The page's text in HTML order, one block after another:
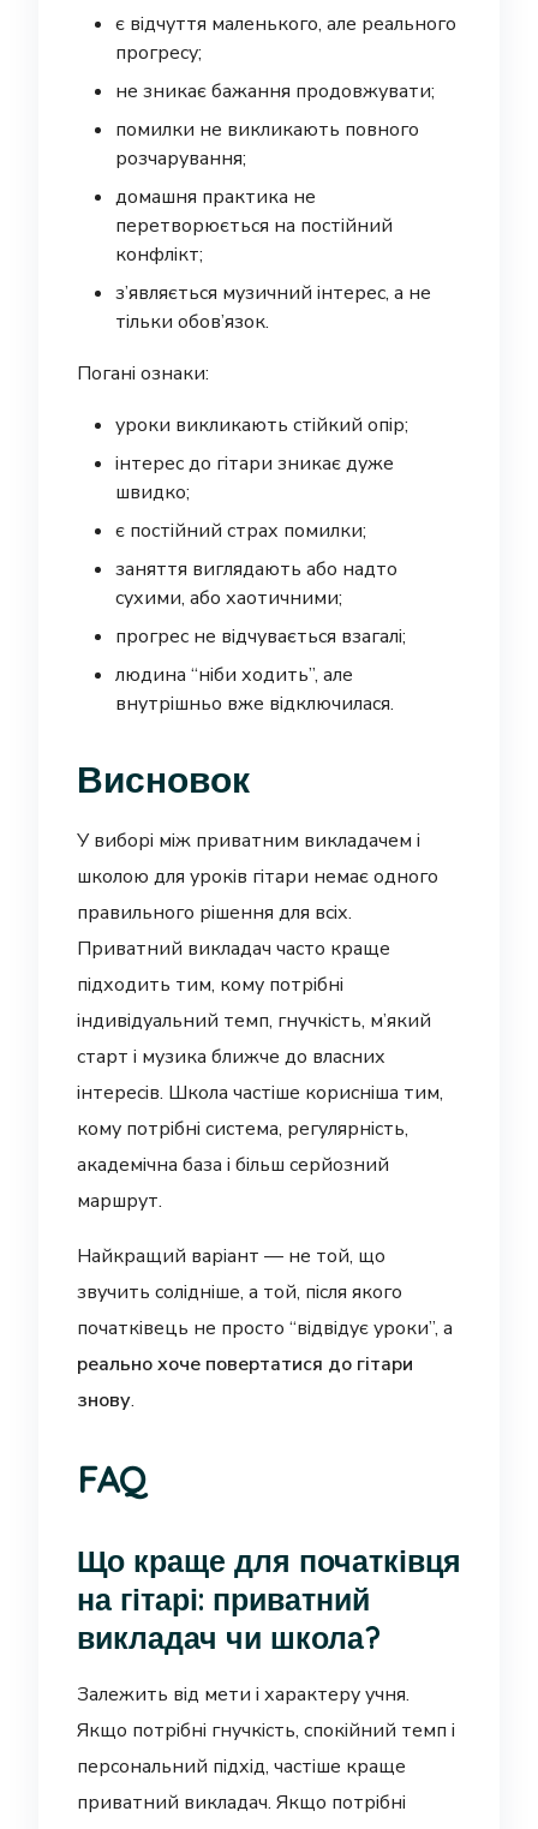
є відчуття маленького, але реального
прогресу;
не зникає бажання продовжувати;
помилки не викликають повного
розчарування;
домашня практика не
перетворюється на постійний
конфлікт;
з’являється музичний інтерес, а не
тільки обов’язок.
Погані ознаки:
уроки викликають стійкий опір;
інтерес до гітари зникає дуже
швидко;
є постійний страх помилки;
заняття виглядають або надто
сухими, або хаотичними;
прогрес не відчувається взагалі;
людина “ніби ходить”, але
внутрішньо вже відключилася.
Висновок
У виборі між приватним викладачем і
школою для уроків гітари немає одного
правильного рішення для всіх.
Приватний викладач часто краще
підходить тим, кому потрібні
індивідуальний темп, гнучкість, м’який
старт і музика ближче до власних
інтересів. Школа частіше корисніша тим,
кому потрібні система, регулярність,
академічна база і більш серйозний
маршрут.
Найкращий варіант — не той, що
звучить солідніше, а той, після якого
початківець не просто “відвідує уроки”, а
реально хоче повертатися до гітари
знову.
FAQ
Що краще для початківця
на гітарі: приватний
викладач чи школа?
Залежить від мети і характеру учня.
Якщо потрібні гнучкість, спокійний темп і
персональний підхід, частіше краще
приватний викладач. Якщо потрібні